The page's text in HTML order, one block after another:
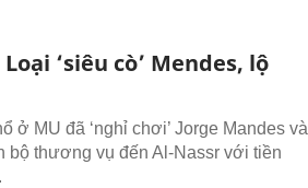
‘siêu cò’ Mendes, lộ
ở MU đã ‘nghỉ chơi’ Jorge Mandes và
thương vụ đến Al-Nassr với tiền